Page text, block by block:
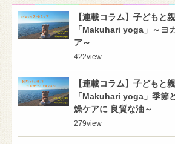
【連載コラム】子どもと
「Makuhari yoga」～ヨ
ア～
422view
【連載コラム】子どもと
「Makuhari yoga」季節
燥ケアに 良質な油～
279view